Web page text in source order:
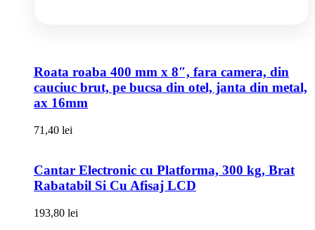
Roata roaba 400 mm x 8″, fara camera, din
cauciuc brut, pe bucsa din otel, janta din metal,
ax 16mm
71,40 lei
Cantar Electronic cu Platforma, 300 kg, Brat
Rabatabil Si Cu Afisaj LCD
193,80 lei